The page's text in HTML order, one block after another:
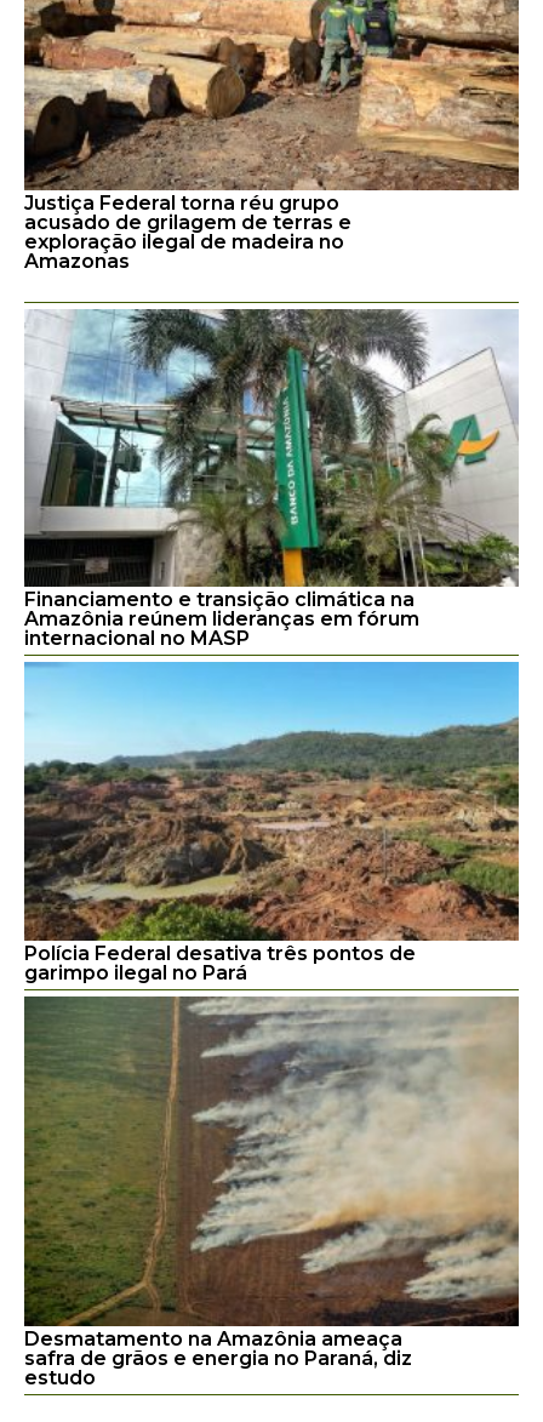
Justiça Federal torna réu grupo
acusado de grilagem de terras e
exploração ilegal de madeira no
Amazonas
Financiamento e transição climática na
Amazônia reúnem lideranças em fórum
internacional no MASP
Polícia Federal desativa três pontos de
garimpo ilegal no Pará
Desmatamento na Amazônia ameaça
safra de grãos e energia no Paraná, diz
estudo